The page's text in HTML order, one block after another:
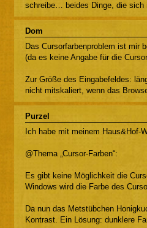
schreibe… beides Dinge, die sich
Dom
Das Cursorfarbenproblem ist mir
(da es keine Angabe für die
Zur Größe des Eingabefeldes:
nicht mitskaliert, wenn das
Purzel
Ich habe mit meinem Haus&Hof-
@Thema „Cursor-Farben“:
Es gibt keine Möglichkeit die
Windows wird die Farbe des
Da nun das Metstübchen
Kontrast. Ein Lösung: dunklere